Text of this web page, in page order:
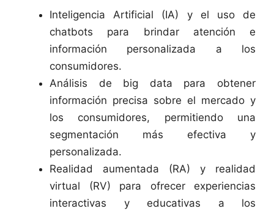
Inteligencia Artificial (IA) y el uso de
chatbots para brindar atención e
información personalizada a los
consumidores.
Análisis de big data para obtener
información precisa sobre el mercado y
los consumidores, permitiendo una
segmentación más efectiva y
personalizada.
Realidad aumentada (RA) y realidad
virtual (RV) para ofrecer experiencias
interactivas y educativas a los